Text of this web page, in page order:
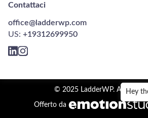
Contattaci
office@ladderwp.com
US: +19312699950
© 2025 LadderWP. All rights
Offerto da
Hey